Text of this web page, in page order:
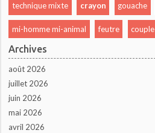
technique mixte crayon gouache
mi-homme mi-animal feutre couple
Archives
août 2026
juillet 2026
juin 2026
mai 2026
avril 2026